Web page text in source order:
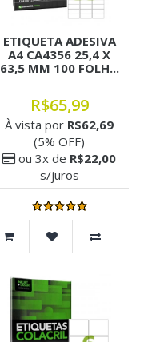
ETIQUETA ADESIVA
A4 CA4356 25,4 X
63,5 MM 100 FOLH...
R$65,99
À vista por R$62,69
(5% OFF)
ou 3x de R$22,00
s/juros